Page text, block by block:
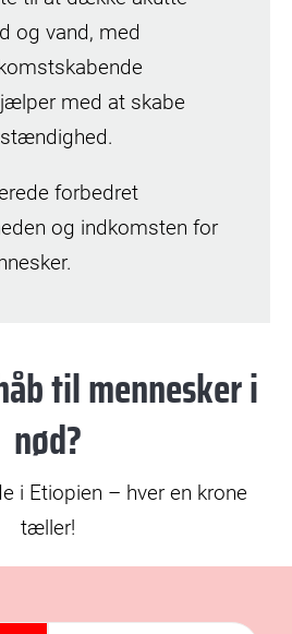
og vand, med
med at skabe
forbedret
og indkomsten for
til mennesker i
nød?
i Etiopien – hver en krone
tæller!